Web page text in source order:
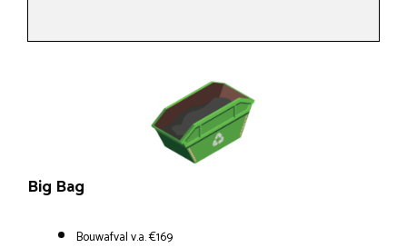
Big Bag
Bouwafval v.a. €169